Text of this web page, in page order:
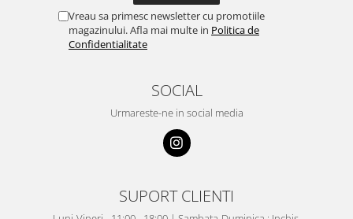
Vreau sa primesc newsletter cu promotiile
magazinului. Afla mai multe in Politica de
Confidentialitate
SOCIAL
Urmareste-ne in social media
SUPORT CLIENTI